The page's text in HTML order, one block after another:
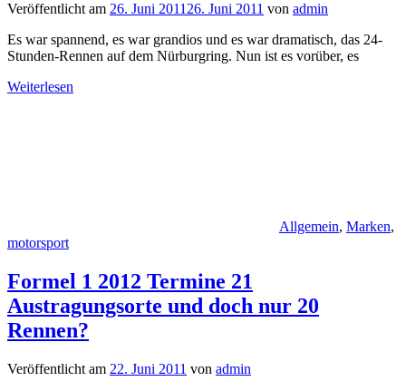
Veröffentlicht am 26. Juni 201126. Juni 2011 von admin
Es war spannend, es war grandios und es war dramatisch, das 24-
Stunden-Rennen auf dem Nürburgring. Nun ist es vorüber, es
Weiterlesen
Allgemein, Marken,
motorsport
Formel 1 2012 Termine 21
Austragungsorte und doch nur 20
Rennen?
Veröffentlicht am 22. Juni 2011 von admin